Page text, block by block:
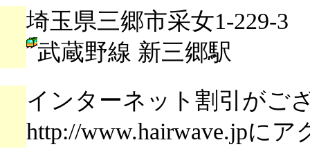
埼玉県三郷市采女1-229-3
武蔵野線 新三郷駅
インターネット割引がご
http://www.hairwave.jpに